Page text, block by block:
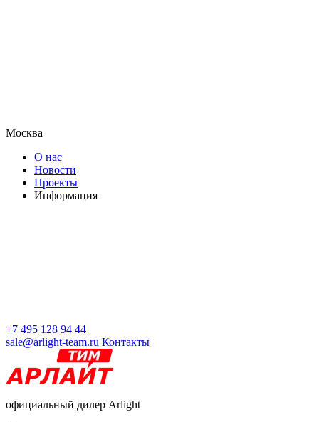
Москва
О нас
Новости
Проекты
Информация
+7 495 128 94 44
sale@arlight-team.ru Контакты
официальный дилер Arlight